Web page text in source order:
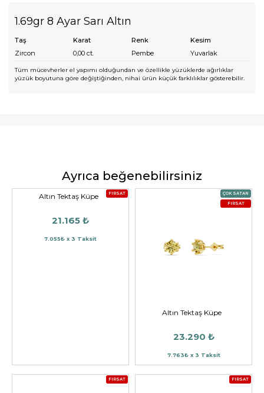
1.69gr 8 Ayar Sarı Altın
Taş Karat Renk
Kesim
Zircon
0,00 ct. Pembe Yuvarlak
Tüm mücevherler el yapımı olduğundan ve özellikle yüzüklerde ağırlıklar
yüzük boyutuna göre değiştiğinden, nihai ürün küçük farklılıklar gösterebilir.
Ayrıca beğenebilirsiniz
FIRSAT
Altın Tektaş Küpe
21.165 ₺
7.055₺ x 3 Taksit
ÇOK SATAN
FIRSAT
Altın Tektaş Küpe
23.290 ₺
7.763₺ x 3 Taksit
FIRSAT FIRSAT